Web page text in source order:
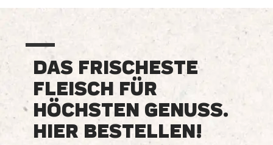
DAS FRISCHESTE
FLEISCH FÜR
HÖCHSTEN GENUSS.
HIER BESTELLEN!